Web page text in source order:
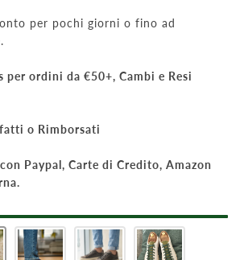
per pochi giorni o fino ad
per ordini da €50+, Cambi e Resi
o Rimborsati
Paypal, Carte di Credito, Amazon